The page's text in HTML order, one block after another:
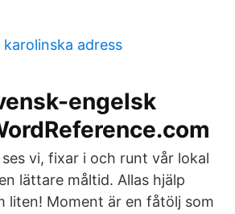
adress
engelsk
vi, fixar i och runt vår lokal
lättare måltid. Allas hjälp
liten! Moment är en fåtölj som